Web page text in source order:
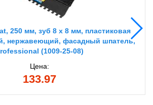
250 мм, зуб 8 х 8 мм, пластиковая
нержавеющий, фасадный шпатель,
(1009-25-08)
Цена:
133.97